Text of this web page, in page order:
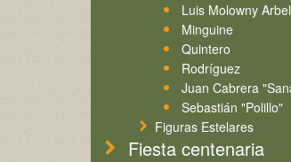
Luis Molowny
Minguine
Quintero
Rodríguez
Juan Cabrera
Sebastián "Polillo"
Figuras Estelares
Fiesta centenaria